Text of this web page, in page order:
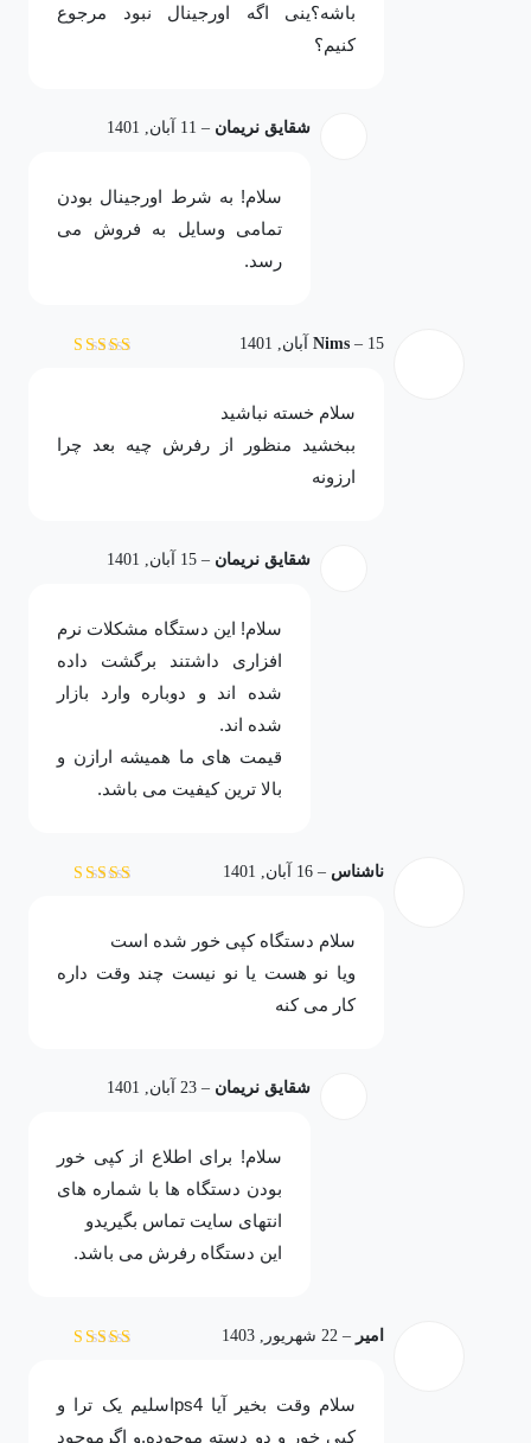
باشه؟ینی اگه اورجینال نبود مرجوع
کنیم؟
شقایق نریمان – 11 آبان, 1401
سلام! به شرط اورجینال بودن
تمامی وسایل به فروش می
رسد.
Nims – 15 آبان, 1401
سلام خسته نباشید
ببخشید منظور از رفرش چیه بعد چرا
ارزونه
شقایق نریمان – 15 آبان, 1401
سلام! این دستگاه مشکلات نرم
افزاری داشتند برگشت داده
شده اند و دوباره وارد بازار
شده اند.
قیمت های ما همیشه ارازن و
بالا ترین کیفیت می باشد.
ناشناس – 16 آبان, 1401
سلام دستگاه کپی خور شده است
ویا نو هست یا نو نیست چند وقت داره
کار می کنه
شقایق نریمان – 23 آبان, 1401
سلام! برای اطلاع از کپی خور
بودن دستگاه ها با شماره های
انتهای سایت تماس بگیریدو
این دستگاه رفرش می باشد.
امیر – 22 شهریور, 1403
سلام وقت بخیر آیا ps4اسلیم یک ترا و
کپی خور و دو دسته موجوده.و اگر‌موجود